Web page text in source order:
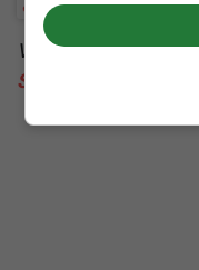
Food biznis
Viac k téme:gastro,
Slováci